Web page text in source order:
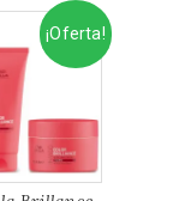
¡Oferta!